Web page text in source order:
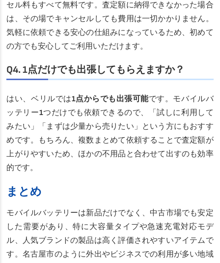
セル料もすべて無料です。査定額に納得できなかった場合
は、その場でキャンセルしても費用は一切かかりません。
気軽に依頼できる安心の仕組みになっているため、初めて
の方でも安心してご利用いただけます。
Q4. 1点だけでも出張してもらえますか？
はい、ベリルでは1点からでも出張可能です。モバイルバ
ッテリー1つだけでも依頼できるので、「試しに利用して
みたい」「まずは少量から売りたい」という方にもおすす
めです。もちろん、複数まとめて依頼することで査定額が
上がりやすいため、ほかの不用品と合わせて出すのも効率
的です。
まとめ
モバイルバッテリーは新品だけでなく、中古市場でも安定
した需要があり、特に大容量タイプや急速充電対応モデ
ル、人気ブランドの製品は高く評価されやすいアイテムで
す。名古屋市のように外出やビジネスでの利用が多い地域